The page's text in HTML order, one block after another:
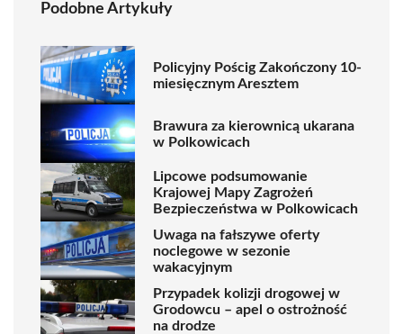
Podobne Artykuły
Policyjny Pościg Zakończony 10-
miesięcznym Aresztem
Brawura za kierownicą ukarana
w Polkowicach
Lipcowe podsumowanie
Krajowej Mapy Zagrożeń
Bezpieczeństwa w Polkowicach
Uwaga na fałszywe oferty
noclegowe w sezonie
wakacyjnym
Przypadek kolizji drogowej w
Grodowcu – apel o ostrożność
na drodze